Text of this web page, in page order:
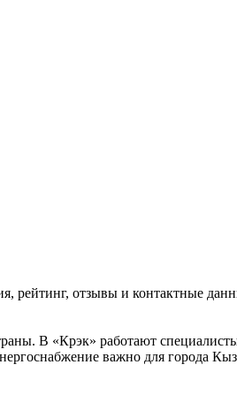
рейтинг, отзывы и контактные
В «Крэк» работают
важно для города